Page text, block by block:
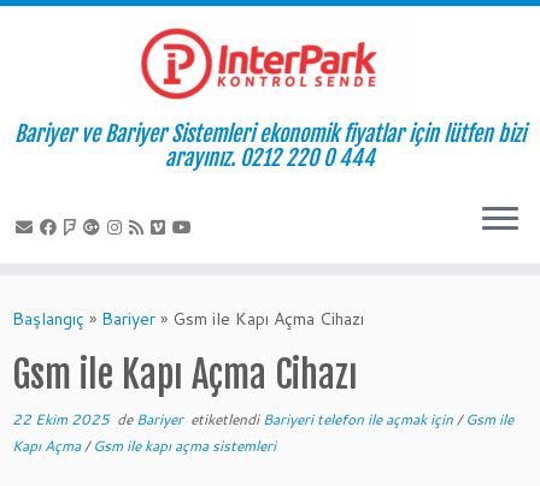
to
Bariyer ve Bariyer Sistemleri ekonomik fiyatlar için lütfen bizi
arayınız. 0212 220 0 444
Başlangıç » Bariyer » Gsm ile Kapı Açma Cihazı
Gsm ile Kapı Açma Cihazı
22 Ekim 2025deBariyer etiketlendiBariyeri telefon ile açmak için/Gsm ile
Kapı Açma/Gsm ile kapı açma sistemleri